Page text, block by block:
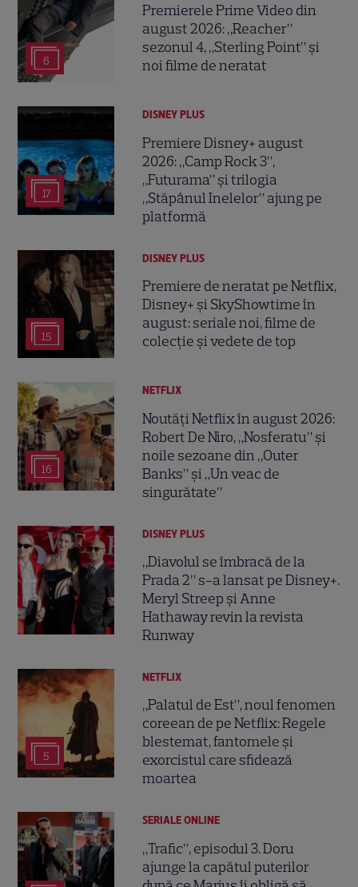
6
Premierele Prime Video din
august 2026: „Reacher”
sezonul 4, „Sterling Point” și
noi filme de neratat
17
DISNEY PLUS
Premiere Disney+ august
2026: „Camp Rock 3”,
„Futurama” și trilogia
„Stăpânul Inelelor” ajung pe
platformă
15
DISNEY PLUS
Premiere de neratat pe Netflix,
Disney+ și SkyShowtime în
august: seriale noi, filme de
colecție și vedete de top
16
NETFLIX
Noutăți Netflix în august 2026:
Robert De Niro, „Nosferatu” și
noile sezoane din „Outer
Banks” și „Un veac de
singurătate”
DISNEY PLUS
„Diavolul se îmbracă de la
Prada 2” s-a lansat pe Disney+.
Meryl Streep și Anne
Hathaway revin la revista
Runway
5
NETFLIX
„Palatul de Est”, noul fenomen
coreean de pe Netflix: Regele
blestemat, fantomele și
exorcistul care sfidează
moartea
SERIALE ONLINE
„Trafic”, episodul 3. Doru
ajunge la capătul puterilor